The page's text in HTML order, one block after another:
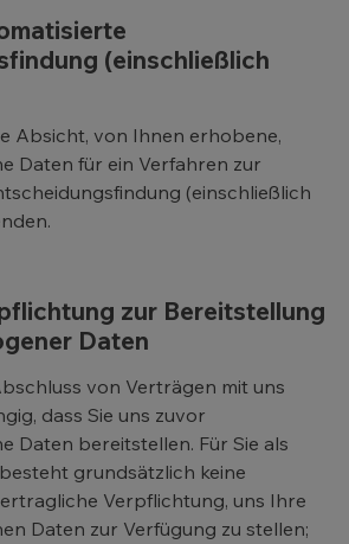
(einschließlich
Absicht, von Ihnen erhobene,
Daten für ein Verfahren zur
(einschließlich
zur Bereitstellung
Daten
von Verträgen mit uns
dass Sie uns zuvor
Daten bereitstellen. Für Sie als
grundsätzlich keine
Verpflichtung, uns Ihre
Daten zur Verfügung zu stellen;